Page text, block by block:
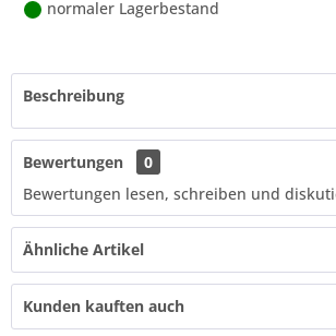
normaler Lagerbestand
Beschreibung
Bewertungen
0
Bewertungen lesen, schreiben und
Ähnliche Artikel
Kunden kauften auch